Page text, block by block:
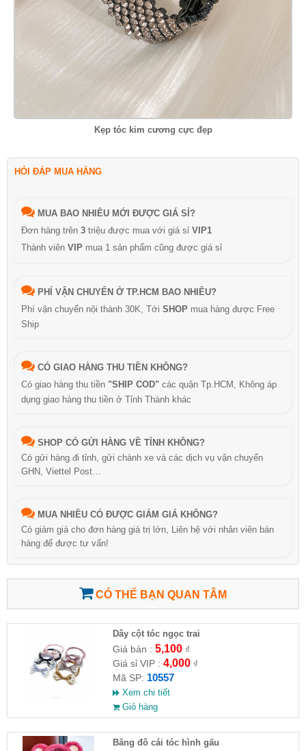
Kẹp tóc kim cương cực đẹp
HỎI ĐÁP MUA HÀNG
MUA BAO NHIÊU MỚI ĐƯỢC GIÁ SỈ?
Đơn hàng trên 3 triệu được mua với giá sỉ VIP1
Thành viên VIP mua 1 sản phẩm cũng được giá sỉ
PHÍ VẬN CHUYỂN Ở TP.HCM BAO NHIÊU?
Phí vận chuyển nội thành 30K, Tới SHOP mua hàng được Free
Ship
CÓ GIAO HÀNG THU TIỀN KHÔNG?
Có giao hàng thu tiền "SHIP COD" các quận Tp.HCM, Không áp
dụng giao hàng thu tiền ở Tỉnh Thành khác
SHOP CÓ GỬI HÀNG VỀ TỈNH KHÔNG?
Có gửi hàng đi tỉnh, gửi chành xe và các dịch vụ vận chuyển
GHN, Viettel Post…
MUA NHIỀU CÓ ĐƯỢC GIẢM GIÁ KHÔNG?
Có giảm giá cho đơn hàng giá trị lớn, Liên hệ với nhân viên bán
hàng để được tư vấn!
CÓ THỂ BẠN QUAN TÂM
Dây cột tóc ngọc trai
Giá bán : 5,100₫
Giá sỉ VIP : 4,000₫
Mã SP: 10557
Xem chi tiết
Giỏ hàng
Băng đô cái tóc hình gấu